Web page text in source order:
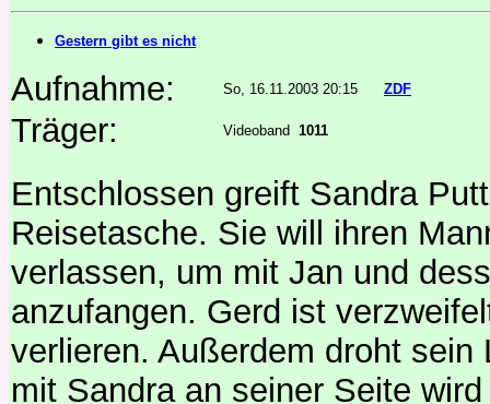
Gestern gibt es nicht
Aufnahme: So, 16.11.2003 20:15 ZDF
Träger: Videoband 1011
Entschlossen greift Sandra
Reisetasche. Sie will ihren
verlassen, um mit Jan und
anzufangen. Gerd ist
verlieren. Außerdem droht
mit Sandra an seiner Seite